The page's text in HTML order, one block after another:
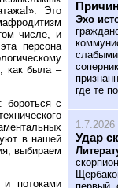
Это
числе, и
персона
как была –
бороться с
в нашей
выбираем
потоками
Эхо
где те
1.7.2026
Удар